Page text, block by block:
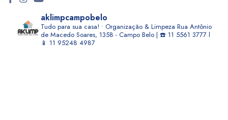
aklimpcampobelo
Tudo para sua casa! • Organização & Limpeza Rua Antônio
de Macedo Soares, 1358 - Campo Belo | ☎️ 11 5561 3777 l
📱 11 95248 4987